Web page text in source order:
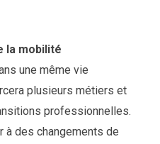
la mobilité
une même vie
plusieurs métiers et
professionnelles.
à des changements de